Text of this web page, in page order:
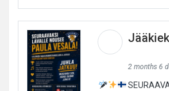
2 months 6